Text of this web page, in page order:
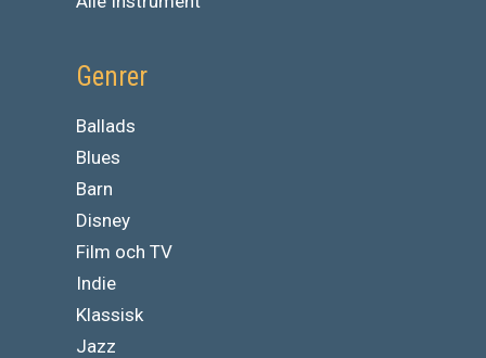
Genrer
Ballads
Blues
Barn
Disney
Film och TV
Indie
Klassisk
Jazz